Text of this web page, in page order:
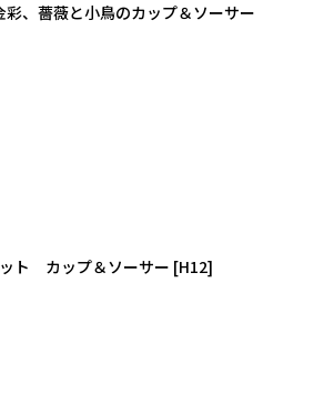
、薔薇と小鳥のカップ＆ソーサー
ト カップ＆ソーサー [H12]